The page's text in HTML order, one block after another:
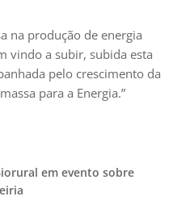
na produção de energia
vindo a subir, subida esta
pelo crescimento da
para a Energia.”
em evento sobre